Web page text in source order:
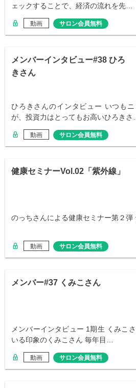
ェックすることで、経済の流れを先…
動画 サロン会員無料
メンバーインタビュー#38 ひろ
きさん
ひろきさんのインタビュー いつも
が、投資力はとってもお高いひろき
動画 サロン会員無料
健康セミナーVol.02「紫外線」
のっちさんによる健康セミナー第２弾
動画 サロン会員無料
メンバー#37 くみこさん
メンバーインタビュー 1期生 くみこ
いる印象のくみこさん 毎年目…
動画 サロン会員無料